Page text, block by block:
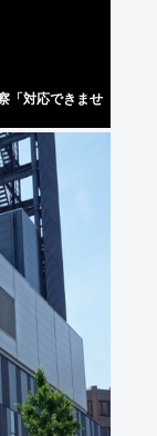
「対応できませ